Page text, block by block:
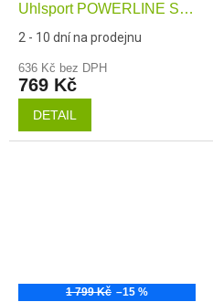
Uhlsport POWERLINE Soft
Pro
2 - 10 dní na prodejnu
636 Kč bez DPH
769 Kč
DETAIL
1 799 Kč –15 %